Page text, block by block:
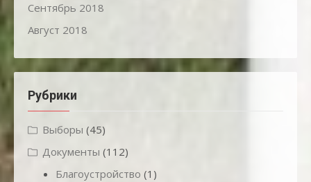
Сентябрь 2018
Август 2018
Рубрики
Выборы (45)
Документы (112)
Благоустройство (1)